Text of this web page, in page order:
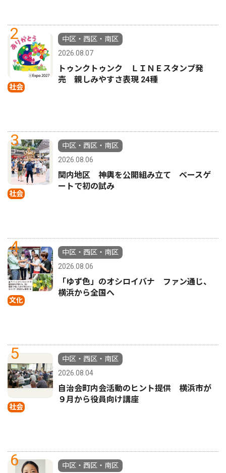
2
社会
中区・西区・南区
2026.08.07
トゥンクトゥンク ＬＩＮＥスタンプ発
売 親しみやすさ表現 24種
3
社会
中区・西区・南区
2026.08.06
関内地区 神輿を公開組み立て ベースゲ
ートで初の試み
4
文化
中区・西区・南区
2026.08.06
「ゆず色」のオシロイバナ ファン通じ、
横浜から全国へ
5
社会
中区・西区・南区
2026.08.04
自治会町内会活動のヒント提供 横浜市が
９月から役員向け講座
6
中区・西区・南区